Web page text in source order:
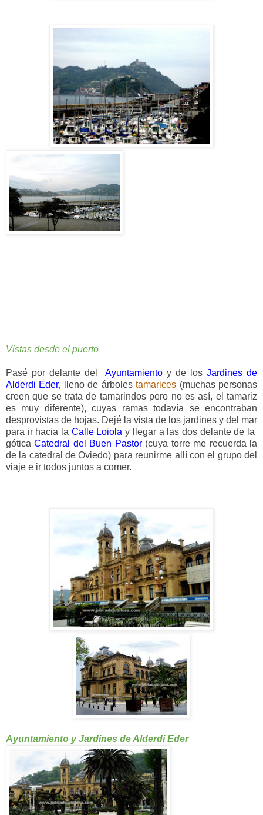
Vistas desde el puerto
Pasé por delante del Ayuntamiento y de los Jardines de
Alderdi Eder, lleno de árbolestamarices (muchas personas
creen que se trata de tamarindos pero no es así, el tamariz
es muy diferente), cuyas ramas todavía se encontraban
desprovistas de hojas. Dejé la vista de los jardines y del mar
para ir hacia la Calle Loiola y llegar a las dos delante de la
góticaCatedral del Buen Pastor(cuya torre me recuerda la
de la catedral de Oviedo) para reunirme allí con el grupo del
viaje e ir todos juntos a comer.
Ayuntamiento y Jardines de Alderdi Eder